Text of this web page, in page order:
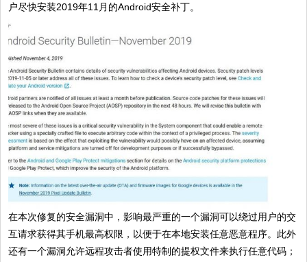
户尽快安装2019年11月的Android安全补丁。
在本次修复的安全漏洞中，影响最严重的一个漏洞可以绕过用户的交
互请求获得其手机最高权限，以便于在本地安装任意恶意程序。此外
还有一个漏洞允许远程攻击者使用特制的提权文件来执行任意代码；